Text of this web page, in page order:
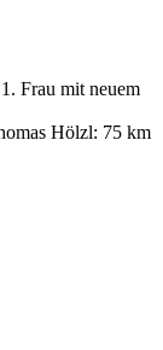
Frau mit neuem
Hölzl: 75 km